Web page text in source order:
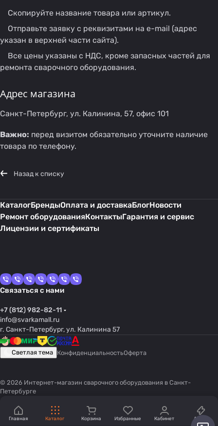
Скопируйте название товара или артикул.
Отправьте заявку с реквизитами на e-mail (адрес
указан в верхней части сайта).
Все цены указаны с НДС, кроме запасных частей для
ремонта сварочного оборудования.
Адрес магазина
Санкт-Петербург, ул. Калинина, 57, офис 101
Важно: перед визитом обязательно уточните наличие
товара по телефону.
Назад к списку
КаталогБрендыОплата и доставкаБлогНовости
Ремонт оборудованияКонтактыГарантия и сервис
Лицензии и сертификаты
Связаться с нами
+7 (812) 982-82-11
info@svarkamall.ru
г. Санкт-Петербург, ул. Калинина 57
Светлая тема КонфиденциальностьОферта
© 2026 Интернет-магазин сварочного оборудования в Санкт-
Петербурге
Главная Каталог Корзина Избранные Кабинет Акции